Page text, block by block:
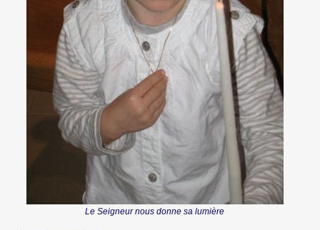
Le Seigneur nous donne sa lumière